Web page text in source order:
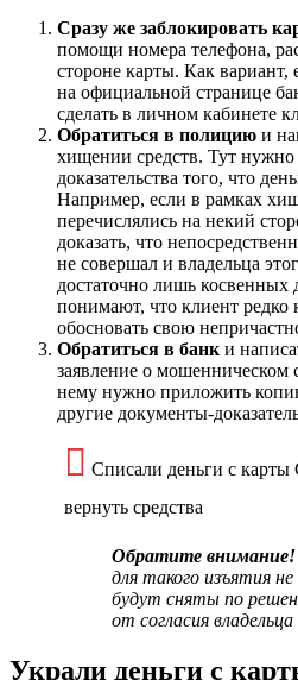
Сразу же заблокировать
помощи номера телефона,
стороне карты. Как вариант,
на официальной странице
сделать в личном кабинете
Обратиться в полицию и
хищении средств. Тут нужно
доказательства того, что
Например, если в рамках
перечислялись на некий
доказать, что
не совершал и владельца
достаточно лишь косвенных
понимают, что клиент редко
обосновать свою
Обратиться в банк и
заявление о мошенническом
нему нужно приложить
другие документы-
Списали деньги с карты
вернуть средства
Обратите внимание!
для такого изъятия
будут сняты по
от согласия
Украли деньги с